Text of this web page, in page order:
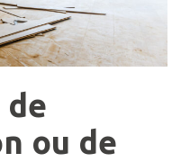
ou de